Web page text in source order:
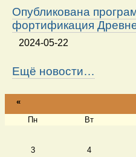
Опубликована
фортификация
2024-05-22
Ещё новости…
«
Пн Вт
3 4